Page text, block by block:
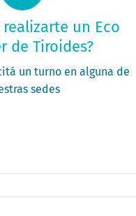
realizarte un Eco
de Tiroides?
un turno en alguna de
sedes
turno ahora
MI TURNO